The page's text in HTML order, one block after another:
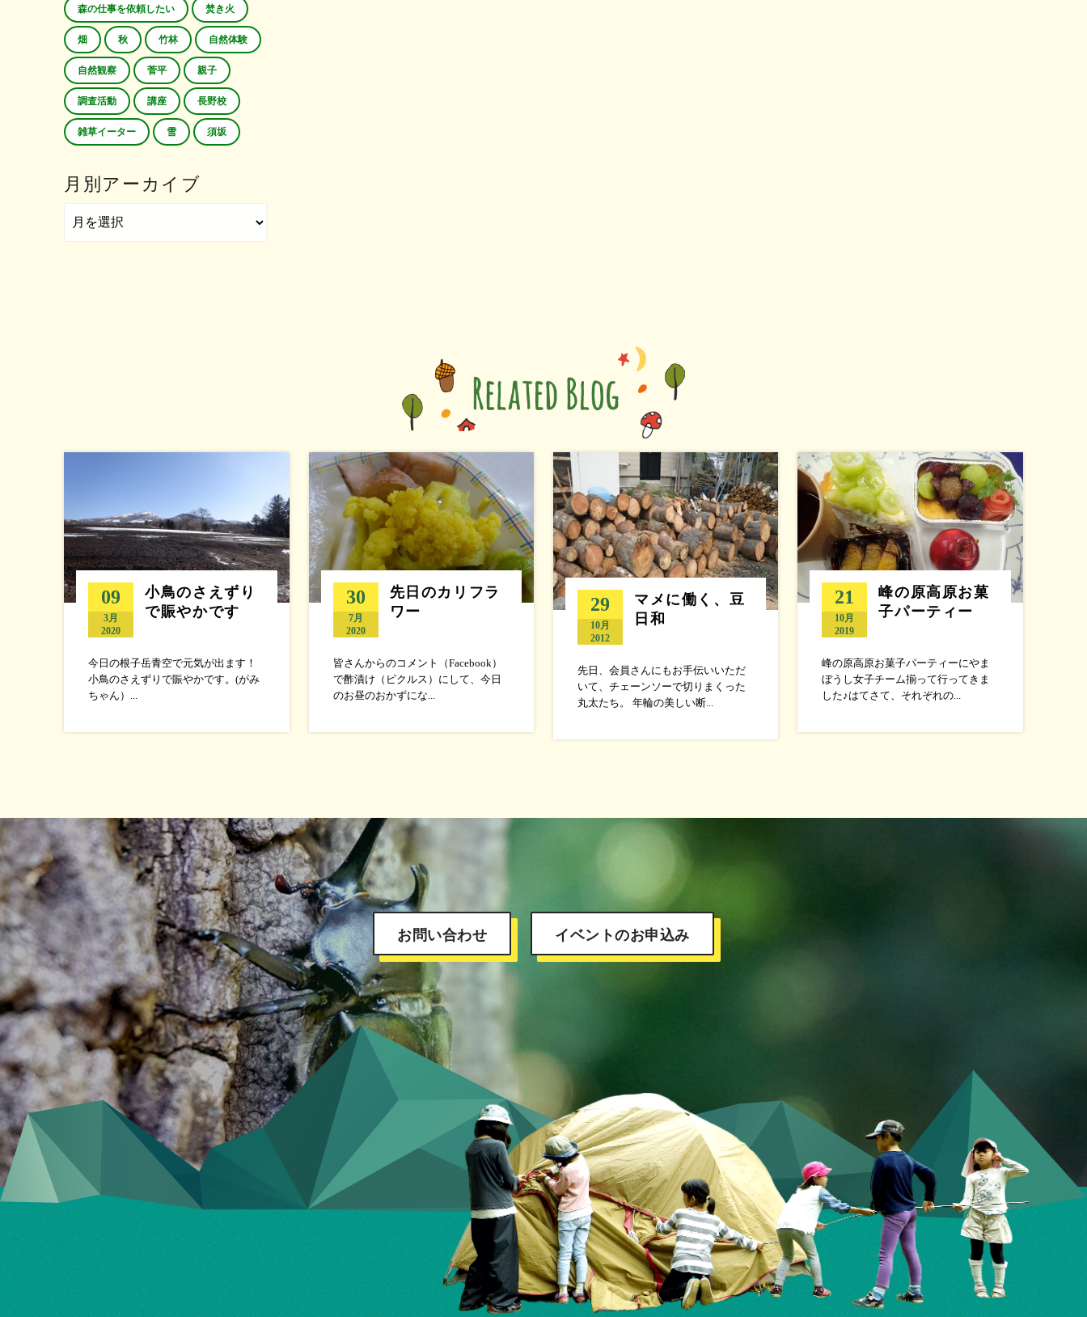
森の仕事を依頼したい 焚き火
畑 秋 竹林 自然体験
自然観察 菅平 親子
調査活動 講座 長野校
雑草イーター 雪 須坂
月別アーカイブ
09
3月
2020
小鳥のさえずり
で賑やかです
今日の根子岳青空で元気が出ます！
小鳥のさえずりで賑やかです。(がみ
ちゃん）...
30
7月
2020
先日のカリフラ
ワー
皆さんからのコメント（Facebook）
で酢漬け（ピクルス）にして、今日
のお昼のおかずにな...
29
10月
2012
マメに働く、豆
日和
先日、会員さんにもお手伝いいただ
いて、チェーンソーで切りまくった
丸太たち。 年輪の美しい断...
21
10月
2019
峰の原高原お菓
子パーティー
峰の原高原お菓子パーティーにやま
ぼうし女子チーム揃って行ってきま
した♪はてさて、それぞれの...
お問い合わせ イベントのお申込み